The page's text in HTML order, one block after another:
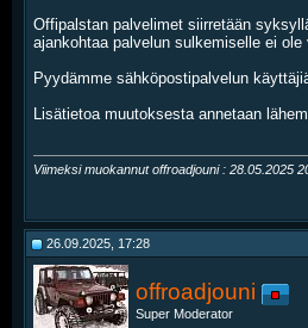
Offipalstan palvelimet siirretään
ajankohtaa palvelun sulkemiselle ei
Pyydämme sähköpostipalvelun
Lisätietoa muutoksesta annetaan
Viimeksi muokannut offroadjouni : 28.05.2025
26.09.2025, 17:28
offroadjouni
Super Moderator